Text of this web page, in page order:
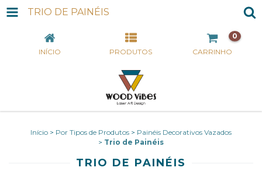
TRIO DE PAINÉIS
INÍCIO PRODUTOS CARRINHO
0
Início > Por Tipos de Produtos > Painéis Decorativos Vazados
> Trio de Painéis
TRIO DE PAINÉIS